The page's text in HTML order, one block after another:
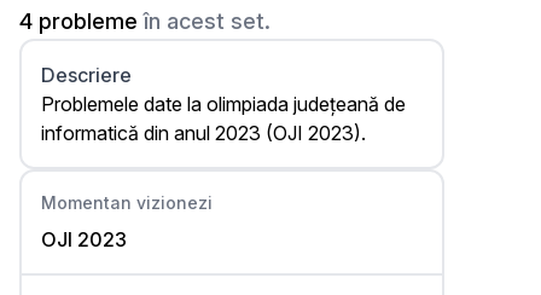
4 problemeîn acest set.
Descriere
Problemele date la olimpiada județeană de
informatică din anul 2023 (OJI 2023).
Momentan vizionezi
OJI 2023